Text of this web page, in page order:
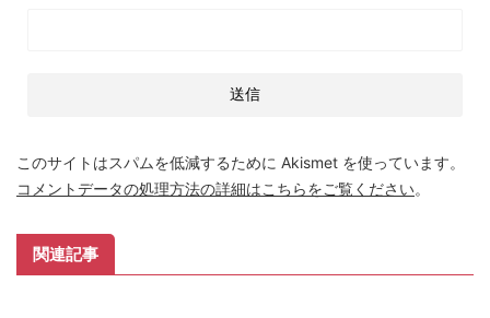
このサイトはスパムを低減するために Akismet を使っています。
コメントデータの処理方法の詳細はこちらをご覧ください。
関連記事